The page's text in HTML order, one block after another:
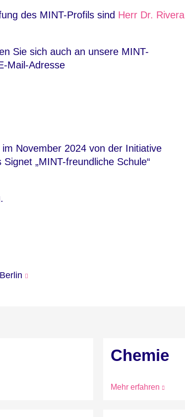
des MINT-Profils sind Herr Dr. Rivera
Sie sich auch an unsere MINT-
Mail-Adresse
November 2024 von der Initiative
„MINT-freundliche Schule“
Chemie
Mehr erfahren